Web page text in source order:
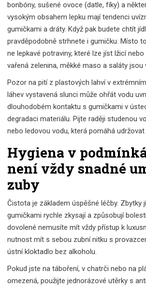
bonbóny, sušené ovoce (datle, fíky) a
vysokým obsahem lepku mají tendenci
gumičkami a dráty. Když pak budete chtít
pravděpodobně strhnete i gumičku. Místo
ne lepkavé potraviny, které lze jíst lžicí nebo
vařená zelenina, měkké maso a saláty jsou
Pozor na pití z plastových lahví v
láhev vystavená slunci může ohřát vodu
dlouhodobém kontaktu s gumičkami v
degradaci materiálu. Pijte raději studenou
nebo ledovou vodu, která pomáhá
Hygiena v
není vždy snadné
zuby
Čistota je základem úspěšné léčby. Zbytky
gumičkami rychle zkysají a způsobují
dovolené nemusíte mít vždy přístup k
nutnost mít s sebou zubní nitku s
ústní kloktadlo bez alkoholu.
Pokud jste na táboření, v chatrči nebo na
omezená, použijte jednorázové utěrky s